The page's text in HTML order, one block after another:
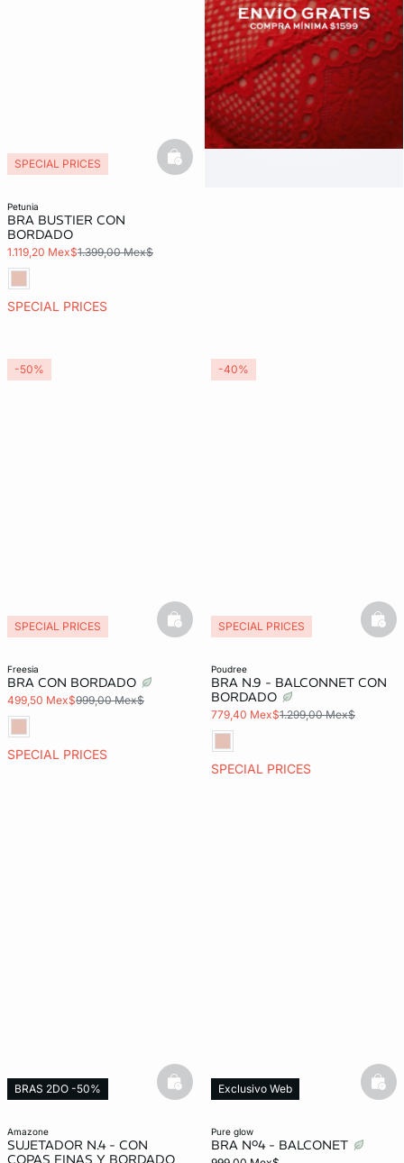
petunia
BRA BUSTIER CON
BORDADO
1.119,20 Mex$1.399,00 Mex$
SPECIAL PRICES
SPECIAL PRICES basketfull
freesia
BRA CON BORDADO
499,50 Mex$999,00 Mex$
SPECIAL PRICES
SPECIAL PRICES basketfull
-50%
poudree
BRA N.9 - BALCONNET CON
BORDADO
779,40 Mex$1.299,00 Mex$
SPECIAL PRICES
SPECIAL PRICES
-40%
amazone
SUJETADOR N.4 - CON
COPAS FINAS Y BORDADO
BRAS 2DO -50% basketfull
pure glow
BRA Nº4 - BALCONET
Exclusivo Web